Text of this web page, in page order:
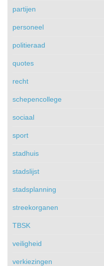
partijen
personeel
politieraad
quotes
recht
schepencollege
sociaal
sport
stadhuis
stadslijst
stadsplanning
streekorganen
TBSK
veiligheid
verkiezingen